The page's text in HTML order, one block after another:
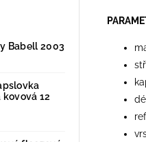
Babell 2003
12